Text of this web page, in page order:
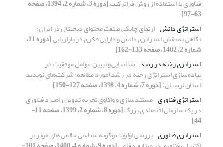
فناوری با استفاده از روش فراترکیب [دوره 3، شماره 2، 1394، صفحه
63-97]
استراتژی دانش ارتقای چابکی صنعت محتوای دیجیتال در ایران:
نگاهی به نقش استراتژی دانش و دارایی فکری در بازاریابی [دوره 11،
شماره 2، 1402، صفحه 133-162]
استراتژی رخنه‌ در رشد شناسایی و تبیین عوامل موفقیت در
پیاده‌سازی استراتژی رخنه‌ در‌ رشد (مورد مطالعه: شرکت‌های‌ نوپدید
استان‌ لرستان)[دوره 7، شماره 4، 1398، صفحه 127-150]
استراتژی فناوری مستندسازی و واکاوی تجربه تدوین راهبرد فناوری
در یک سازمان اقتصادی بزرگ [دوره 8، شماره 2، 1399، صفحه 11-
44]
استراتژی فناوری بررسی اولویت و گونه شناسی چالش های موثر بر